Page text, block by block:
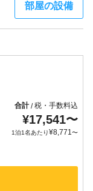
部屋の設備
合計/税・手数料込
¥17,541〜
1泊1名あたり¥8,771〜